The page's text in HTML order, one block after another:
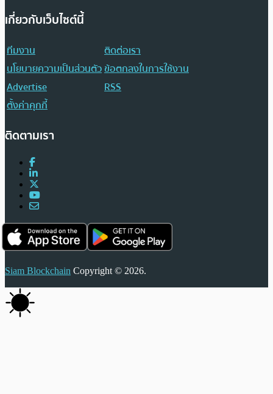
เกี่ยวกับเว็บไซต์นี้
ทีมงาน
ติดต่อเรา
นโยบายความเป็นส่วนตัวข้อตกลงในการใช้งาน
Advertise
RSS
ตั้งค่าคุกกี้
ติดตามเรา
Siam Blockchain Copyright © 2026.